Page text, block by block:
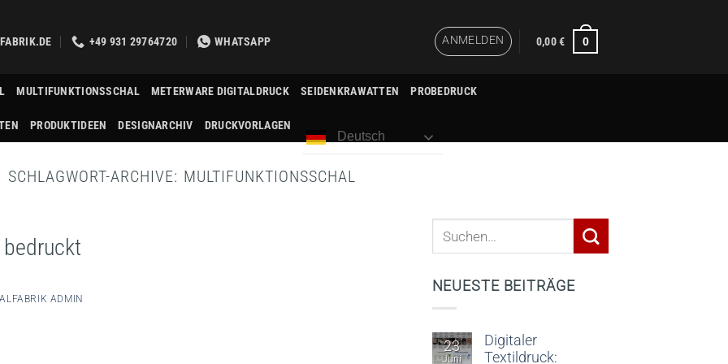
+49 931 29764720 WHATSAPP ANMELDEN 0,00€ 0
MULTIFUNKTIONSSCHAL METERWARE DIGITALDRUCK SEIDENKRAWATTEN PROBEDRUCK
PRODUKTIDEEN DESIGNARCHIV DRUCKVORLAGEN
Deutsch
SCHLAGWORT-ARCHIVE: MULTIFUNKTIONSSCHAL
ADMIN
NEUESTE BEITRÄGE
23
Juni
Digitaler
Textildruck: